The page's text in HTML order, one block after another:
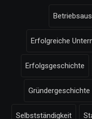
Erfolgreiche
Erfolgsgeschichte
Gründergeschichte
Selbstständigkeit